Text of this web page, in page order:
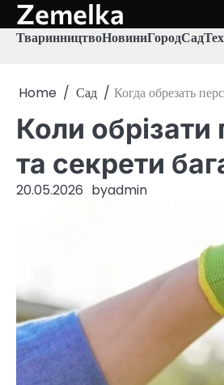
Skip
to
content
Zemelka
ТваринництвоНовиниГородСад
Home Сад Когда обрезать
Коли обрізати
та секрети
20.05.2026 byadmin